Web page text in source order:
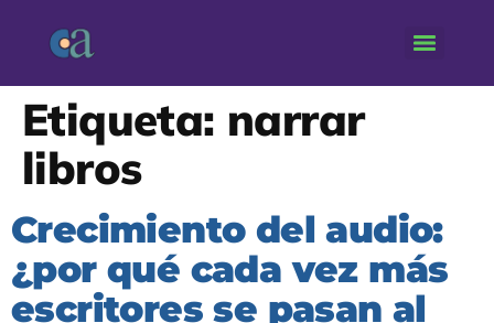
Etiqueta: narrar
libros
Crecimiento del audio:
¿por qué cada vez más
escritores se pasan al